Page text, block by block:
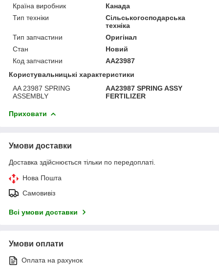
Країна виробник
Канада
Тип техніки
Сільськогосподарська
техніка
Тип запчастини
Оригінал
Стан
Новий
Код запчастини
AA23987
Користувальницькі характеристики
AA 23987 SPRING
ASSEMBLY
AA23987 SPRING ASSY
FERTILIZER
Приховати
Умови доставки
Доставка здійснюється тільки по передоплаті.
Нова Пошта
Самовивіз
Всі умови доставки
Умови оплати
Оплата на рахунок